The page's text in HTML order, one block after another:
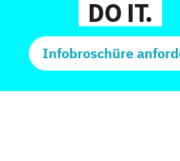
Infobroschüre